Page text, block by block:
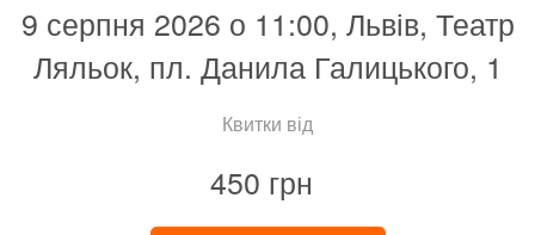
9 серпня 2026 о 11:00, Львів, Театр
Ляльок, пл. Данила Галицького, 1
Квитки від
450 грн